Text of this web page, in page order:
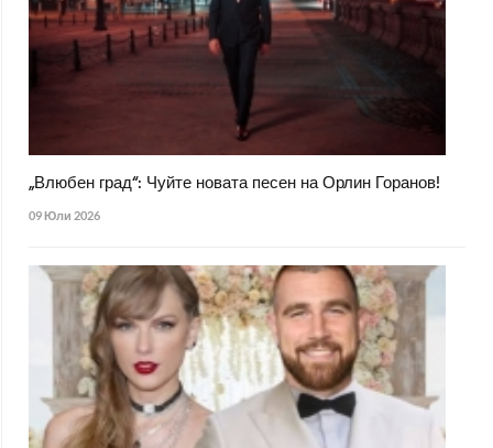
„Влюбен град“: Чуйте новата песен на Орлин Горанов!
09 Юли 2026